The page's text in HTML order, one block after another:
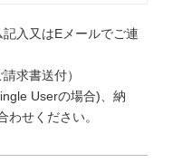
入又はEメールでご連
求書送付）
Userの場合)、納
せください。